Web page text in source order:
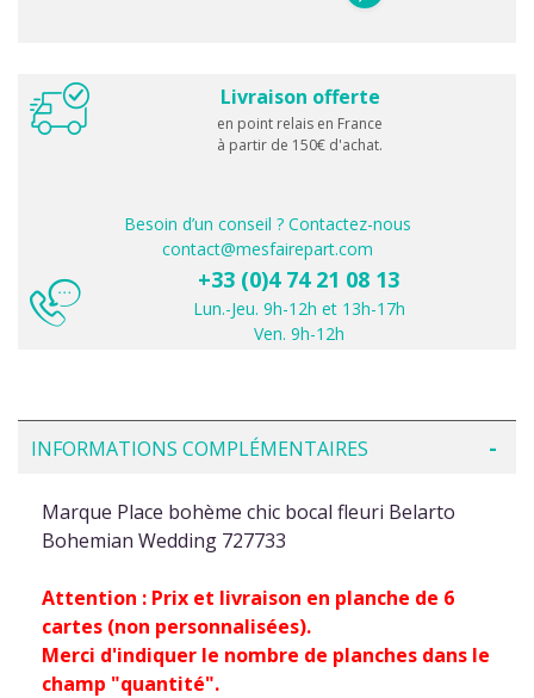
Livraison offerte
en point relais en France
à partir de 150€ d'achat.
Besoin d’un conseil ? Contactez-nous
contact@mesfairepart.com
+33 (0)4 74 21 08 13
Lun.-Jeu. 9h-12h et 13h-17h
Ven. 9h-12h
INFORMATIONS COMPLÉMENTAIRES
Marque Place bohème chic bocal fleuri Belarto
Bohemian Wedding 727733
Attention : Prix et livraison en planche de 6
cartes (non personnalisées).
Merci d'indiquer le nombre de planches dans le
champ "quantité".